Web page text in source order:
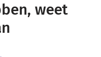
weet